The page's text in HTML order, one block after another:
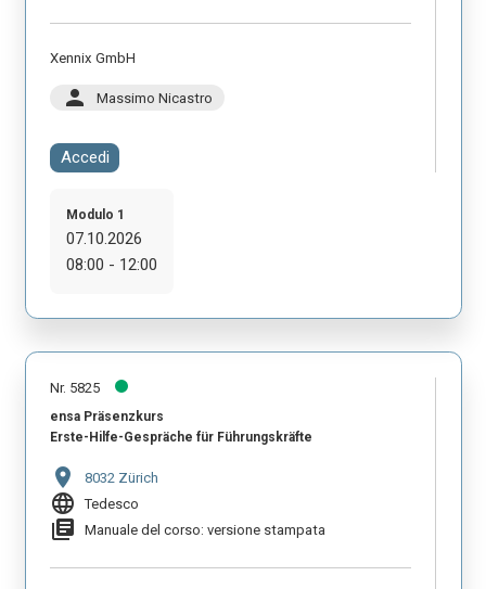
Xennix GmbH
person Massimo Nicastro
Accedi
Modulo 1
07.10.2026
08:00 - 12:00
Nr. 5825
ensa Präsenzkurs
Erste-Hilfe-Gespräche für Führungskräfte
location_on 8032 Zürich
language Tedesco
library_books Manuale del corso: versione stampata